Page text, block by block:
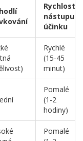
Rychlost
nástupu
účinku
Rychlé
(15-45
minut)
Pomalé
(1-2
hodiny)
Pomalé